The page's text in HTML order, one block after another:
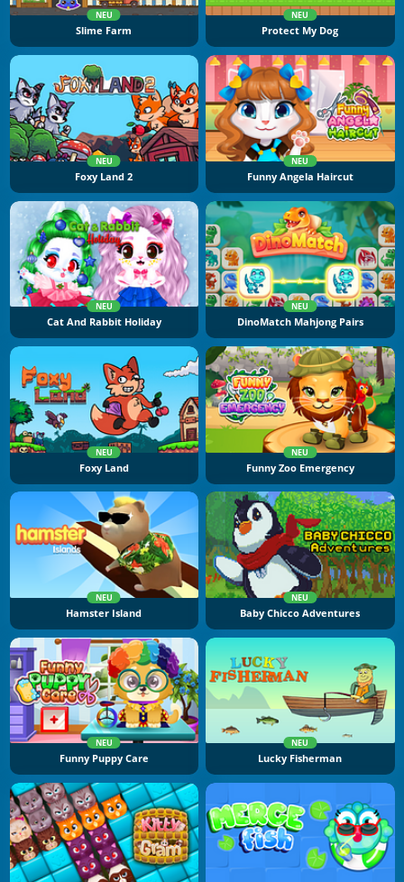
NEU
Slime Farm
NEU
Protect My Dog
NEU
Foxy Land 2
NEU
Funny Angela Haircut
NEU
Cat And Rabbit Holiday
NEU
DinoMatch Mahjong Pairs
NEU
Foxy Land
NEU
Funny Zoo Emergency
NEU
Hamster Island
NEU
Baby Chicco Adventures
NEU
Funny Puppy Care
NEU
Lucky Fisherman